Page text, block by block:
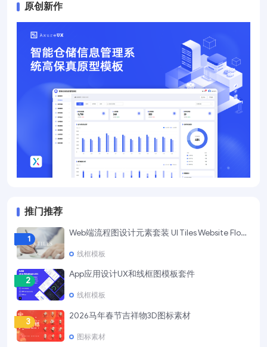
原创新作
推门推荐
1
Web端流程图设计元素套装 UI Tiles Website Flowcharts
线框模板
2
App应用设计UX和线框图模板套件
线框模板
3
2026马年春节吉祥物3D图标素材
图标素材